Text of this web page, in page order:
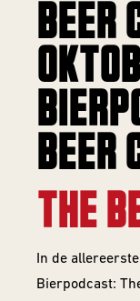
BEER
BEER
THE
In de
Bierpodcast: